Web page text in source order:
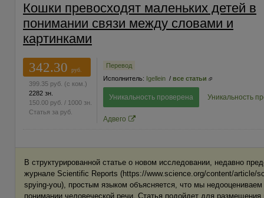
Кошки превосходят маленьких детей в
понимании связи между словами и
картинками
342.30
руб.
399.35 руб. (с ком.)
2282 зн.
150.00 руб. / 1000 зн.
Статья за руб.
Перевод
Исполнитель: Igellein / все статьи
Уникальность проверена Уникальность
Адвего
В структурированной статье о новом исследовании, недавно
журнале Scientific Reports (https://www.science.org/content/article/
spying-you), простым языком объясняется, что мы недооцениваем
понимании человеческой речи. Статья подойдет для размещения